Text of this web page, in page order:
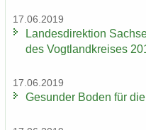
17.06.2019
Lan­des­di­rek­ti­on
des Vogt­land­krei­ses
17.06.2019
Ge­sun­der Boden für